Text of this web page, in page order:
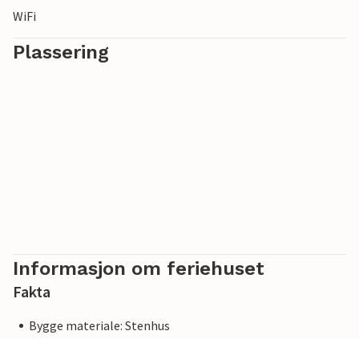
WiFi
Plassering
Informasjon om feriehuset
Fakta
Bygge materiale: Stenhus